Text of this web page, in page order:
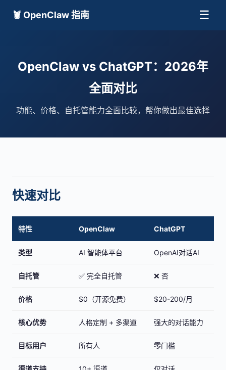
🦞 OpenClaw 指南 ☰
OpenClaw vs ChatGPT：2026年
全面对比
功能、价格、自托管能力全面比较，帮你做出最佳选择
快速对比
特性 OpenClaw ChatGPT
类型 AI 智能体平台 OpenAI对话AI
自托管 ✅ 完全自托管 ❌ 否
价格 $0（开源免费） $20-200/月
核心优势 人格定制 + 多渠道 强大的对话能力
目标用户 所有人 零门槛